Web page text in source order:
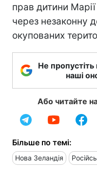
прав дитини
через незаконну
окупованих
Не пропустіть
наші
Або читайте
Більше по темі:
Нова Зеландія